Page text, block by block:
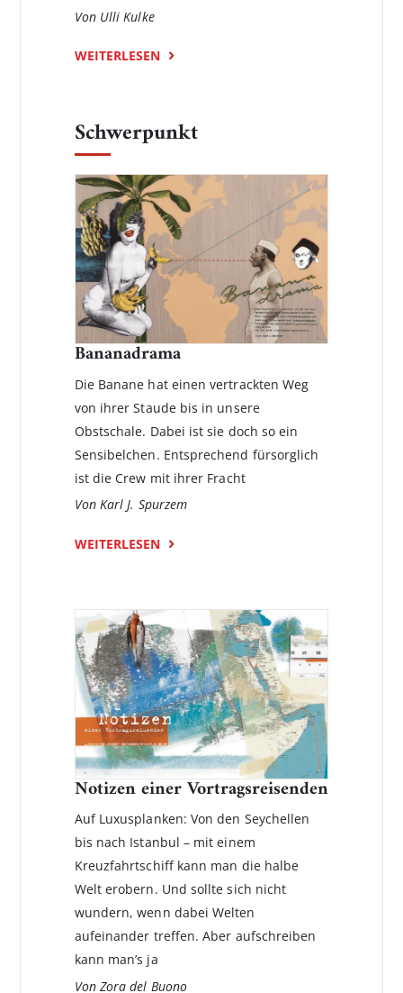
Von Ulli Kulke
WEITERLESEN
Schwerpunkt
Bananadrama
Die Banane hat einen vertrackten Weg
von ihrer Staude bis in unsere
Obstschale. Dabei ist sie doch so ein
Sensibelchen. Entsprechend fürsorglich
ist die Crew mit ihrer Fracht
Von Karl J. Spurzem
WEITERLESEN
Notizen einer Vortragsreisenden
Auf Luxusplanken: Von den Seychellen
bis nach Istanbul – mit einem
Kreuzfahrtschiff kann man die halbe
Welt erobern. Und sollte sich nicht
wundern, wenn dabei Welten
aufeinander treffen. Aber aufschreiben
kann man’s ja
Von Zora del Buono